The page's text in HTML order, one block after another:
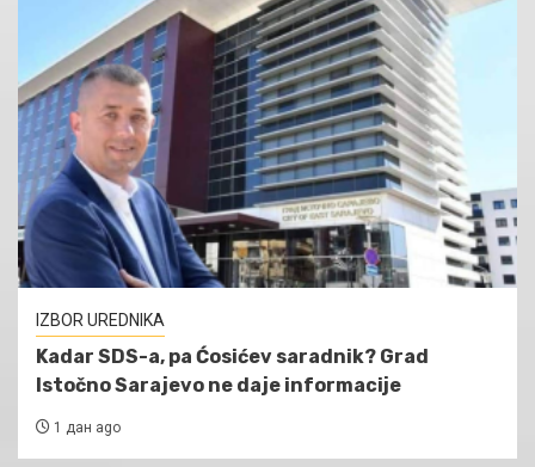
IZBOR UREDNIKA
Kadar SDS-a, pa Ćosićev saradnik? Grad
Istočno Sarajevo ne daje informacije
1 дан ago